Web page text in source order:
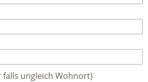
ungleich Wohnort)